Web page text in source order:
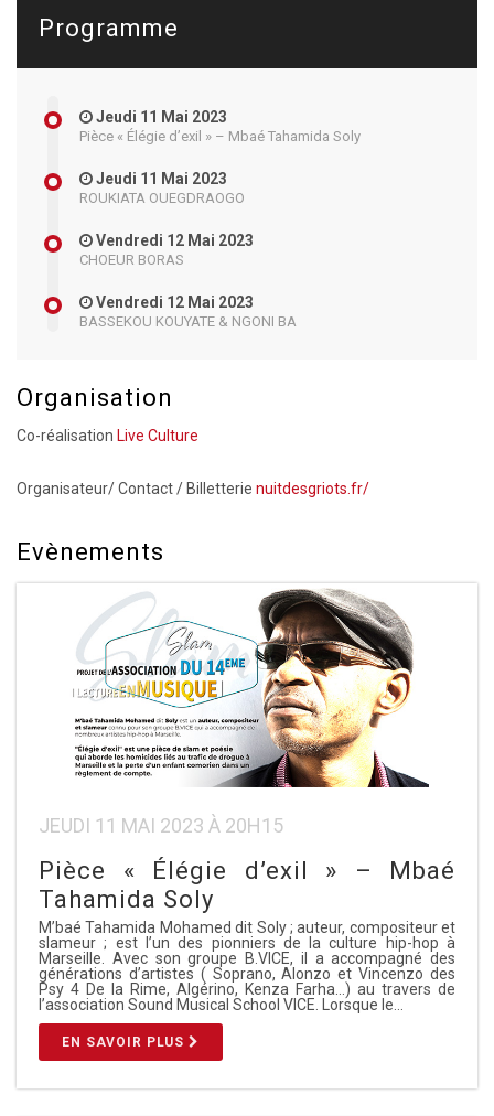
Programme
Jeudi 11 Mai 2023
Pièce « Élégie d’exil » – Mbaé Tahamida Soly
Jeudi 11 Mai 2023
ROUKIATA OUEGDRAOGO
Vendredi 12 Mai 2023
CHOEUR BORAS
Vendredi 12 Mai 2023
BASSEKOU KOUYATE & NGONI BA
Organisation
Co-réalisation Live Culture
Organisateur/ Contact / Billetterie nuitdesgriots.fr/
Evènements
JEUDI 11 MAI 2023 À 20H15
Pièce « Élégie d’exil » – Mbaé
Tahamida Soly
M’baé Tahamida Mohamed dit Soly ; auteur, compositeur et
slameur ; est l’un des pionniers de la culture hip-hop à
Marseille. Avec son groupe B.VICE, il a accompagné des
générations d’artistes ( Soprano, Alonzo et Vincenzo des
Psy 4 De la Rime, Algérino, Kenza Farha…) au travers de
l’association Sound Musical School VICE. Lorsque le…
EN SAVOIR PLUS